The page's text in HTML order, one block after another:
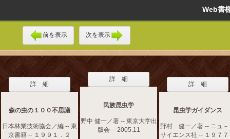
Web
前を表示 次を表示
詳 細
森の虫の１００不思議
日本林業技術協会／編 -- 東
京書籍 -- １９９１．２
詳 細
民族昆虫学
野中 健一／著 -- 東京大学出
版会 -- 2005.11
詳 細
昆虫学ガイダンス
野村 健一／著 -- ニュ－
サイエンス社 -- １９７